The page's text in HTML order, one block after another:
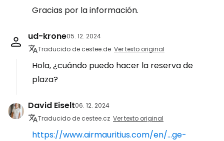
Gracias por la información.
ud-krone05. 12. 2024
Traducido de cestee.de Ver texto original
Hola, ¿cuándo puedo hacer la reserva de
plaza?
David Eiselt06. 12. 2024
Traducido de cestee.cz Ver texto original
https://www.airmauritius.com/en/...ge-